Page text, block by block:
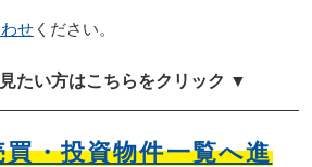
せください。
たい方はこちらをクリック ▼
買・投資物件一覧へ進